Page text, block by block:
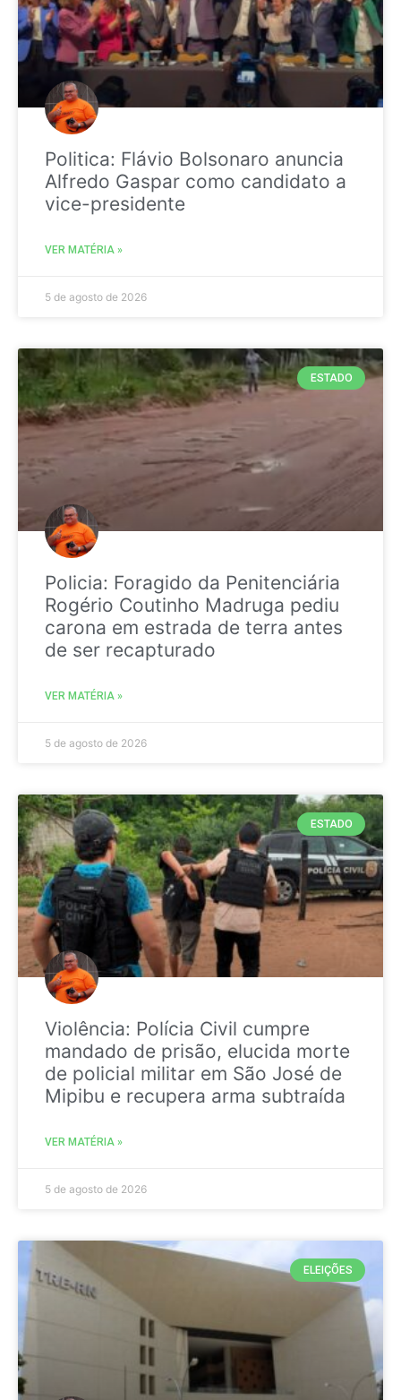
Politica: Flávio Bolsonaro anuncia
Alfredo Gaspar como candidato a
vice-presidente
VER MATÉRIA »
5 de agosto de 2026
ESTADO
Policia: Foragido da Penitenciária
Rogério Coutinho Madruga pediu
carona em estrada de terra antes
de ser recapturado
VER MATÉRIA »
5 de agosto de 2026
ESTADO
Violência: Polícia Civil cumpre
mandado de prisão, elucida morte
de policial militar em São José de
Mipibu e recupera arma subtraída
VER MATÉRIA »
5 de agosto de 2026
ELEIÇÕES